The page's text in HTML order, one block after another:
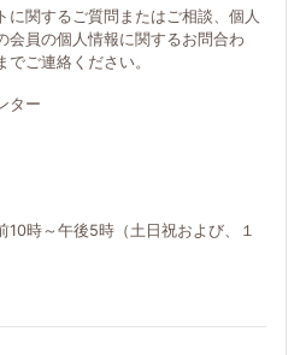
に関するご質問またはご相談、個人
会員の個人情報に関するお問合わ
ご連絡ください。
ター
時～午後5時（土日祝および、１